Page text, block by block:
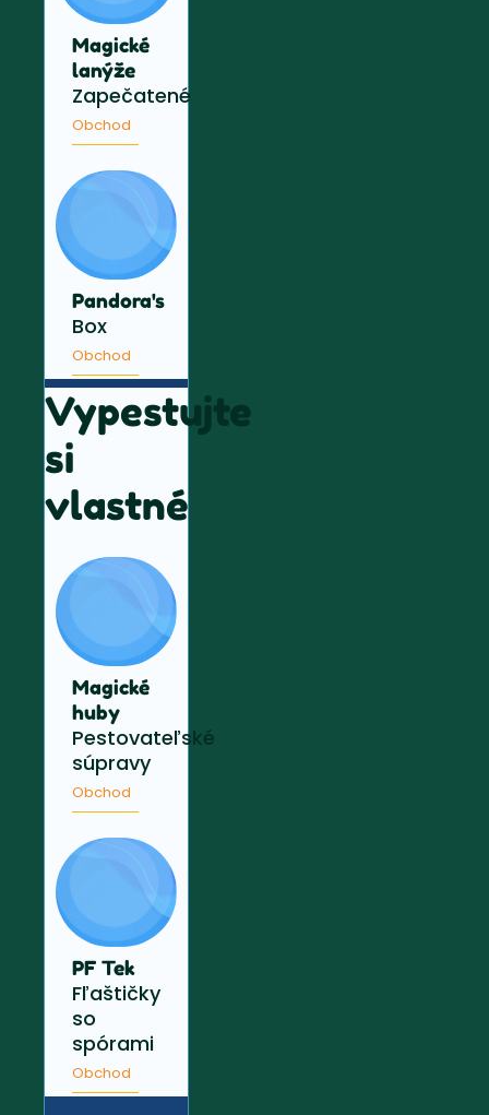
Magické
lanýže
Zapečatené
Obchod
Pandora's
Box
Obchod
Vypestujte
si
vlastné
Magické
huby
Pestovateľské
súpravy
Obchod
PF Tek
Fľaštičky
so
spórami
Obchod